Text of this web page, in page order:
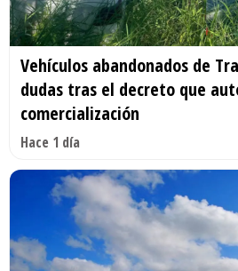
Vehículos abandonados de
dudas tras el decreto que
comercialización
Hace 1 día